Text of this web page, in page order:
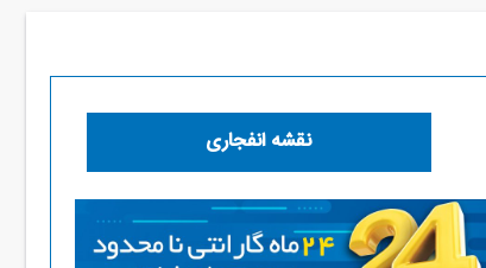
نقشه انفجاری